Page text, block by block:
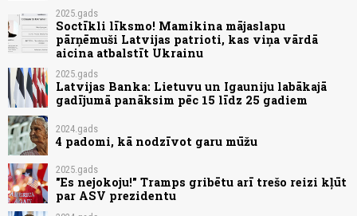
2025.gads
Soctīkli līksmo! Mamikina mājaslapu
pārņēmuši Latvijas patrioti, kas viņa vārdā
aicina atbalstīt Ukrainu
2025.gads
Latvijas Banka: Lietuvu un Igauniju labākajā
gadījumā panāksim pēc 15 līdz 25 gadiem
2024.gads
4 padomi, kā nodzīvot garu mūžu
2025.gads
"Es nejokoju!" Tramps gribētu arī trešo reizi kļūt
par ASV prezidentu